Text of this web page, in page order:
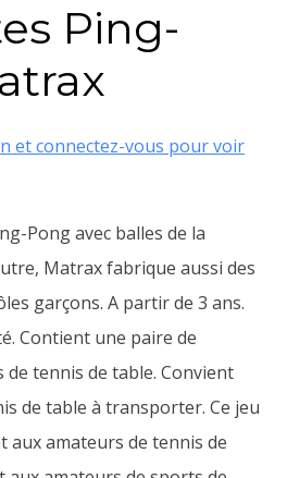
Ping-
et connectez-vous pour voir
Pong avec balles de la
Matrax fabrique aussi des
garçons. A partir de 3 ans.
Contient une paire de
tennis de table. Convient
de table à transporter. Ce jeu
amateurs de tennis de